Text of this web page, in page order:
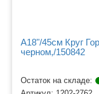
A18"/45см Круг
черном,/150842
Остаток на складе: